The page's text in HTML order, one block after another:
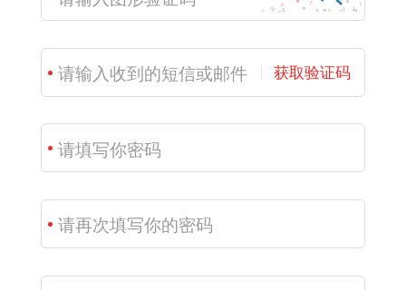
获取验证码